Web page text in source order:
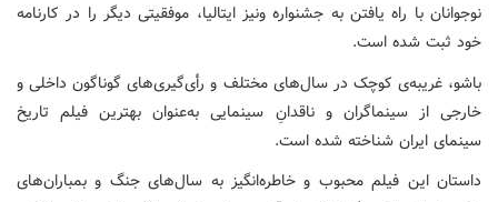
نوجوانان با راه ‌یافتن به جشنواره ونیز ایتالیا، موفقیتی دیگر را در کارنامه
خود ثبت شده است.
باشو، غریبه‌ی کوچک در سال‌های مختلف و رأی‌گیری‌های گوناگون داخلی و
خارجی از سینماگران و ناقدانِ سینمایی به‌عنوان بهترین فیلم تاریخ
سینمای ایران شناخته شده است.
داستان این فیلم محبوب و خاطره‌انگیز به سال‌های جنگ و بمباران‌های